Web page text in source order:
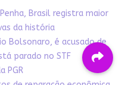
Brasil registra maior
da história
Bolsonaro, é acusado de
parado no STF
PGR